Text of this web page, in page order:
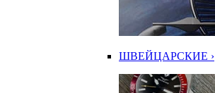
ШВЕЙЦАРСКИЕ ›